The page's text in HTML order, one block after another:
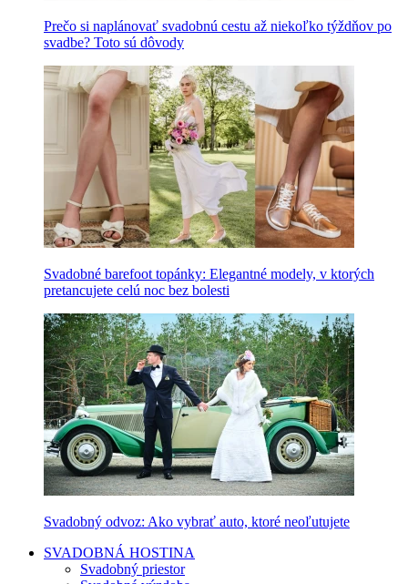
Prečo si naplánovať svadobnú cestu až niekoľko týždňov po
svadbe? Toto sú dôvody
Svadobné barefoot topánky: Elegantné modely, v ktorých
pretancujete celú noc bez bolesti
Svadobný odvoz: Ako vybrať auto, ktoré neoľutujete
SVADOBNÁ HOSTINA
Svadobný priestor